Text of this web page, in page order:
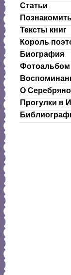
Статьи
Тексты книг
Король
Биография
Фотоальбом
О
Прогулки в